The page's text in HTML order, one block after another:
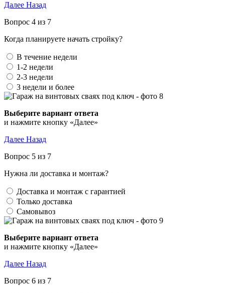
Далее Назад
Вопрос 4 из 7
Когда планируете начать стройку?
В течение недели
1-2 недели
2-3 недели
3 недели и более
Выберите вариант ответа
и нажмите кнопку «Далее»
Далее Назад
Вопрос 5 из 7
Нужна ли доставка и монтаж?
Доставка и монтаж с гарантией
Только доставка
Самовывоз
Выберите вариант ответа
и нажмите кнопку «Далее»
Далее Назад
Вопрос 6 из 7